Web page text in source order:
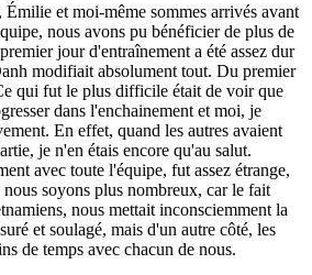
Émilie et moi-même sommes arrivés avant
nous avons pu bénéficier de plus de
jour d'entraînement a été assez dur
modifiait absolument tout. Du premier
qui fut le plus difficile était de voir que
dans l'enchainement et moi, je
En effet, quand les autres avaient
je n'en étais encore qu'au salut.
avec toute l'équipe, fut assez étrange,
nous soyons plus nombreux, car le fait
nous mettait inconsciemment la
et soulagé, mais d'un autre côté, les
de temps avec chacun de nous.